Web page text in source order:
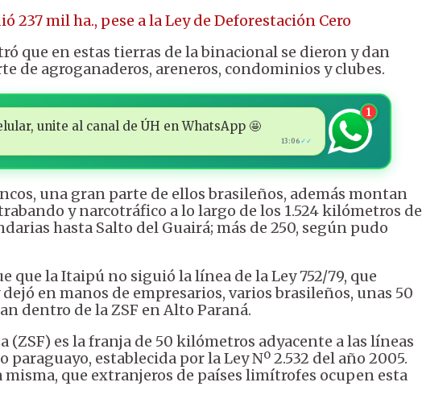
237 mil ha., pese a la Ley de Deforestación Cero
que en estas tierras de la binacional se dieron y dan
de agroganaderos, areneros, condominios y clubes.
unite al canal de ÚH en WhatsApp 🤩
13:06 ✓✓
1
una gran parte de ellos brasileños, además montan
y narcotráfico a lo largo de los 1.524 kilómetros de
hasta Salto del Guairá; más de 250, según pudo
que la Itaipú no siguió la línea de la Ley 752/79, que
en manos de empresarios, varios brasileños, unas 50
dentro de la ZSF en Alto Paraná.
es la franja de 50 kilómetros adyacente a las líneas
establecida por la Ley Nº 2.532 del año 2005.
misma, que extranjeros de países limítrofes ocupen esta